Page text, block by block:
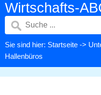
Wirtschafts-
Sie sind hier: Startseite ->
Hallenbüros